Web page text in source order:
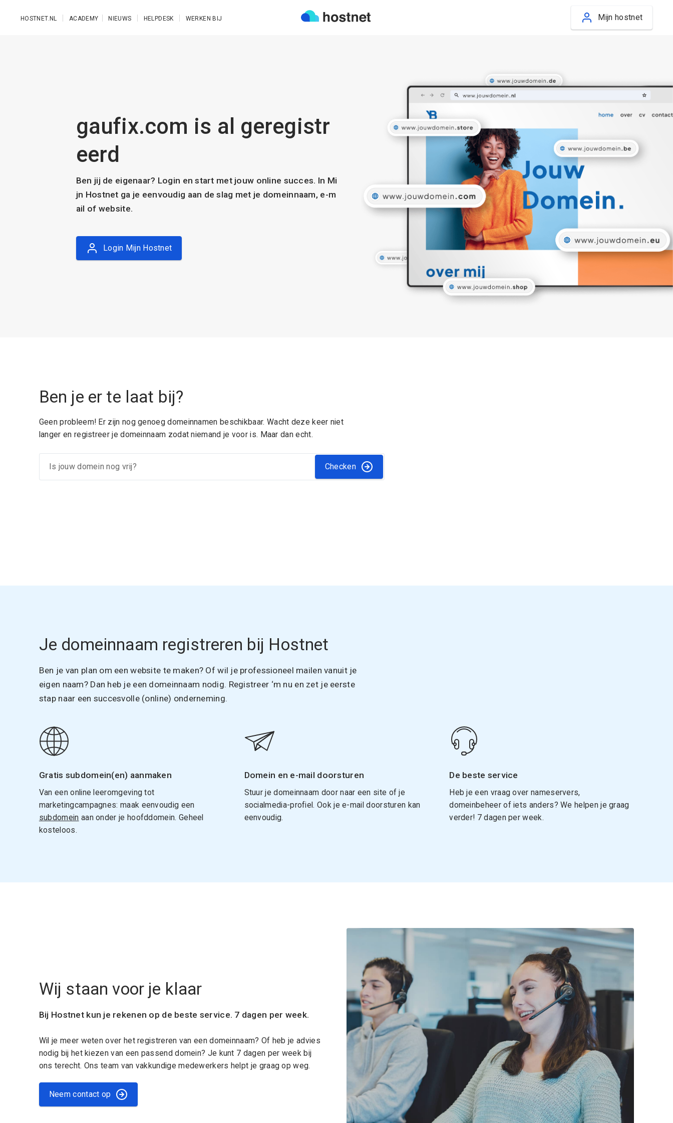
HOSTNET.NL ACADEMY NIEUWS HELPDESK WERKEN BIJ Mijn hostnet
gaufix.com is al geregistr
eerd
Ben jij de eigenaar? Login en start met jouw online succes. In Mi
jn Hostnet ga je eenvoudig aan de slag met je domeinnaam, e-m
ail of website.
Login Mijn Hostnet
Ben je er te laat bij?
Geen probleem! Er zijn nog genoeg domeinnamen beschikbaar. Wacht deze keer niet
langer en registreer je domeinnaam zodat niemand je voor is. Maar dan echt.
Checken
Je domeinnaam registreren bij Hostnet
Ben je van plan om een website te maken? Of wil je professioneel mailen vanuit je
eigen naam? Dan heb je een domeinnaam nodig. Registreer ‘m nu en zet je eerste
stap naar een succesvolle (online) onderneming.
Gratis subdomein(en) aanmaken
Van een online leeromgeving tot
marketingcampagnes: maak eenvoudig een
subdomein aan onder je hoofddomein. Geheel
kosteloos.
Domein en e-mail doorsturen
Stuur je domeinnaam door naar een site of je
socialmedia-profiel. Ook je e-mail doorsturen kan
eenvoudig.
De beste service
Heb je een vraag over nameservers,
domeinbeheer of iets anders? We helpen je graag
verder! 7 dagen per week.
Wij staan voor je klaar
Bij Hostnet kun je rekenen op de beste service. 7 dagen per week.
Wil je meer weten over het registreren van een domeinnaam? Of heb je advies
nodig bij het kiezen van een passend domein? Je kunt 7 dagen per week bij
ons terecht. Ons team van vakkundige medewerkers helpt je graag op weg.
Neem contact op